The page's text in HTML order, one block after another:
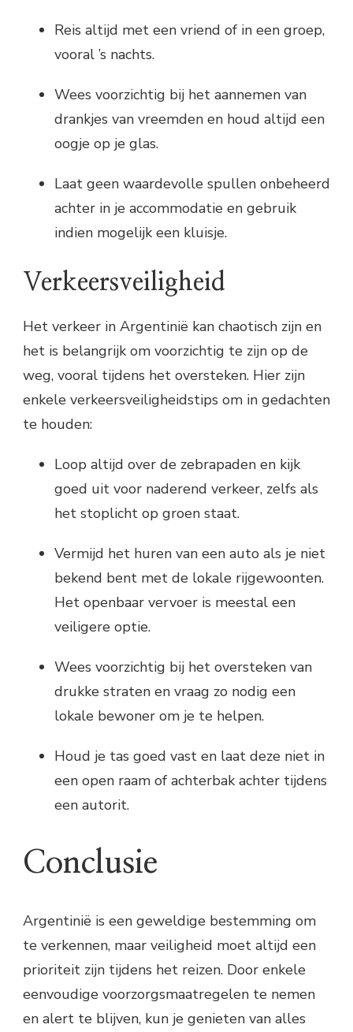
Reis altijd met een vriend of in een groep,
vooral ’s nachts.
Wees voorzichtig bij het aannemen van
drankjes van vreemden en houd altijd een
oogje op je glas.
Laat geen waardevolle spullen onbeheerd
achter in je accommodatie en gebruik
indien mogelijk een kluisje.
Verkeersveiligheid
Het verkeer in Argentinië kan chaotisch zijn en
het is belangrijk om voorzichtig te zijn op de
weg, vooral tijdens het oversteken. Hier zijn
enkele verkeersveiligheidstips om in gedachten
te houden:
Loop altijd over de zebrapaden en kijk
goed uit voor naderend verkeer, zelfs als
het stoplicht op groen staat.
Vermijd het huren van een auto als je niet
bekend bent met de lokale rijgewoonten.
Het openbaar vervoer is meestal een
veiligere optie.
Wees voorzichtig bij het oversteken van
drukke straten en vraag zo nodig een
lokale bewoner om je te helpen.
Houd je tas goed vast en laat deze niet in
een open raam of achterbak achter tijdens
een autorit.
Conclusie
Argentinië is een geweldige bestemming om
te verkennen, maar veiligheid moet altijd een
prioriteit zijn tijdens het reizen. Door enkele
eenvoudige voorzorgsmaatregelen te nemen
en alert te blijven, kun je genieten van alles